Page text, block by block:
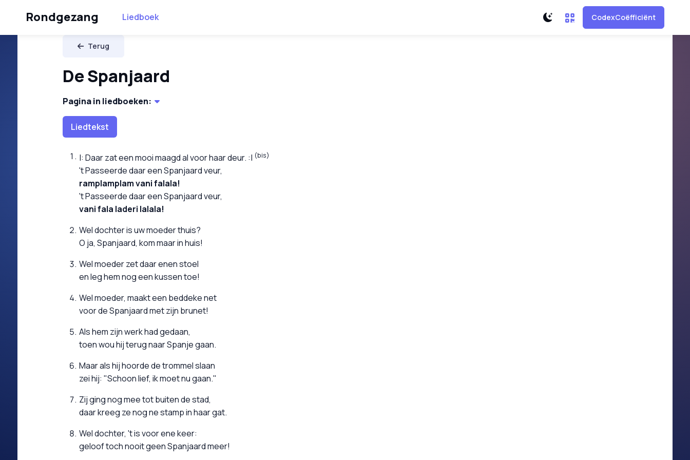
Rondgezang Liedboek CodexCoëfficiënt
Terug
De Spanjaard
Pagina in liedboeken:
Liedtekst
Daar zat een mooi maagd al voor haar deur. (bis)
't Passeerde daar een Spanjaard veur,
ramplamplam vani falala!
't Passeerde daar een Spanjaard veur,
vani fala laderi lalala!
Wel dochter is uw moeder thuis?
O ja, Spanjaard, kom maar in huis!
Wel moeder zet daar enen stoel
en leg hem nog een kussen toe!
Wel moeder, maakt een beddeke net
voor de Spanjaard met zijn brunet!
Als hem zijn werk had gedaan,
toen wou hij terug naar Spanje gaan.
Maar als hij hoorde de trommel slaan
zei hij: "Schoon lief, ik moet nu gaan."
Zij ging nog mee tot buiten de stad,
daar kreeg ze nog ne stamp in haar gat.
Wel dochter, 't is voor ene keer:
geloof toch nooit geen Spanjaard meer!